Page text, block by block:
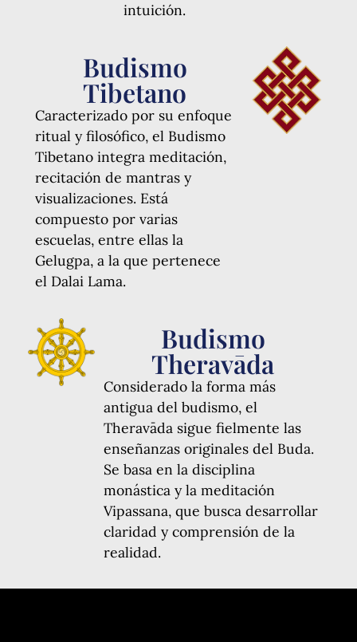
intuición.
Budismo
Tibetano
Caracterizado por su enfoque
ritual y filosófico, el Budismo
Tibetano integra meditación,
recitación de mantras y
visualizaciones. Está
compuesto por varias
escuelas, entre ellas la
Gelugpa, a la que pertenece
el Dalai Lama.
Budismo
Theravāda
Considerado la forma más
antigua del budismo, el
Theravāda sigue fielmente las
enseñanzas originales del Buda.
Se basa en la disciplina
monástica y la meditación
Vipassana, que busca desarrollar
claridad y comprensión de la
realidad.